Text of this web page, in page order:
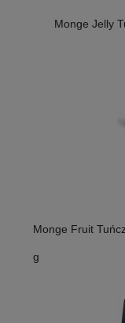
Monge Jelly
Monge Fruit
g